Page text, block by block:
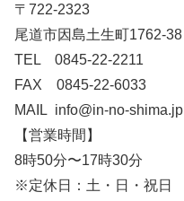
〒722-2323
尾道市因島土生町1762-38
TEL 0845-22-2211
FAX 0845-22-6033
MAIL info@in-no-shima.jp
【営業時間】
8時50分〜17時30分
※定休日：土・日・祝日